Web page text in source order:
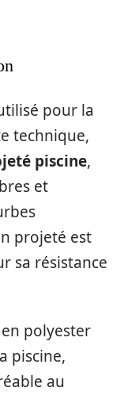
pour la
technique,
piscine,
et
projeté est
sa résistance
polyester
piscine,
au